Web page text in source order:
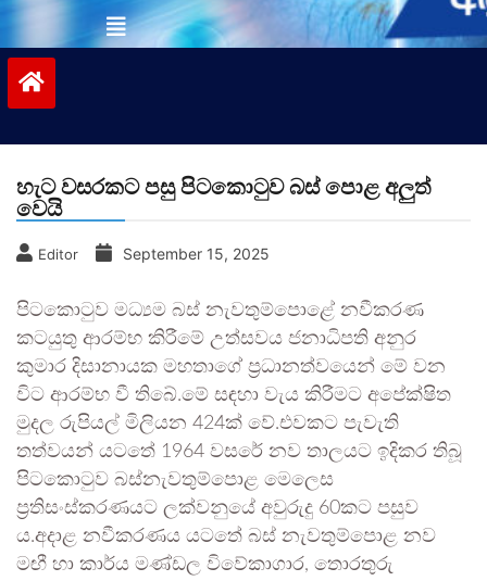
හැට වසරකට පසු පිටකොටුව බස් පොළ අලුත්
වෙයි
Editor September 15, 2025
පිටකොටුව මධ්‍යම බස් නැවතුම්පොළේ නවීකරණ
කටයුතු ආරම්භ කිරීමේ උත්සවය ජනාධිපති අනුර
කුමාර දිසානායක මහතාගේ ප්‍රධානත්වයෙන් මේ වන
විට ආරම්භ වී තිබේ.මේ සඳහා වැය කිරීමට අපේක්ෂිත
මුදල රුපියල් මිලියන 424ක් වේ.එවකට පැවැති
තත්වයන් යටතේ 1964 වසරේ නව තාලයට ඉදිකර තිබූ
පිටකොටුව බස්නැවතුම්පොළ මෙලෙස
ප්‍රතිසංස්කරණයට ලක්වනුයේ අවුරුදු 60කට පසුව
ය.අදාළ නවීකරණය යටතේ බස් නැවතුම්පොළ නව
මඟී හා කාර්ය මණ්ඩල විවේකාගාර, තොරතුරු